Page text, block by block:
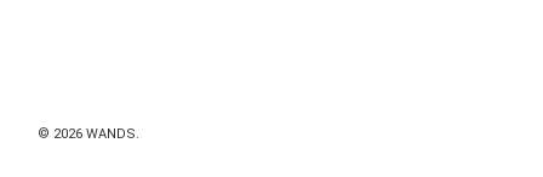
© 2026 WANDS.